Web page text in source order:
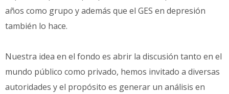
años como grupo y además que el GES en depresión
también lo hace.
Nuestra idea en el fondo es abrir la discusión tanto en el
mundo público como privado, hemos invitado a diversas
autoridades y el propósito es generar un análisis en